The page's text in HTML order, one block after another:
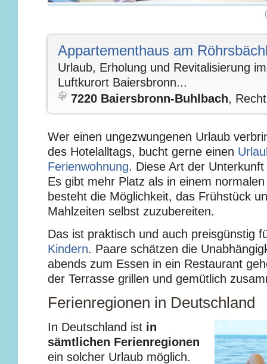
Appartementhaus am
Urlaub, Erholung und Revitalisierung
Luftkurort Baiersbronn...
7220 Baiersbronn-Buhlbach,
Wer einen ungezwungenen Urlaub
des Hotelalltags, bucht gerne einen
Ferienwohnung. Diese Art der
Es gibt mehr Platz als in einem
besteht die Möglichkeit, das Frühstück
Mahlzeiten selbst zuzubereiten.
Das ist praktisch und auch preisgünstig
Kindern. Paare schätzen die
abends zum Essen in ein Restaurant
der Terrasse grillen und gemütlich
Ferienregionen in Deutschland
In Deutschland ist in
sämtlichen Ferienregionen
ein solcher Urlaub möglich.